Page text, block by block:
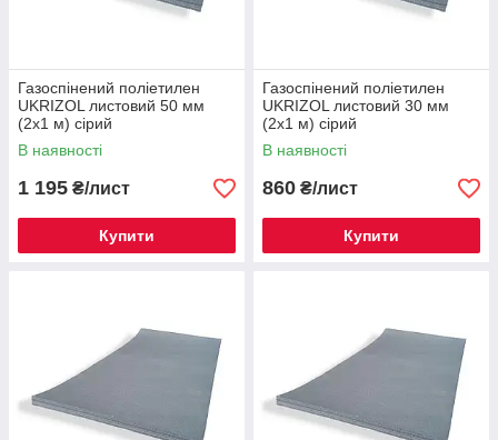
Газоспінений поліетилен
UKRIZOL листовий 50 мм
(2х1 м) сірий
В наявності
1 195 ₴/лист
Купити
Газоспінений поліетилен
UKRIZOL листовий 30 мм
(2х1 м) сірий
В наявності
860 ₴/лист
Купити